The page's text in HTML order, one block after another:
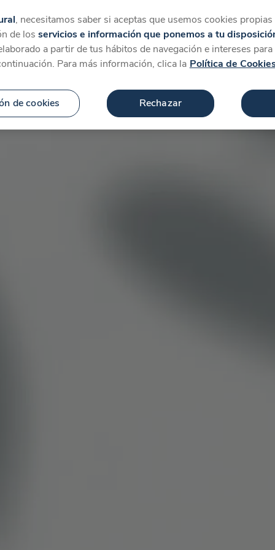
Favoritos Más
, necesitamos saber si aceptas que usemos cookies
de los servicios e información que ponemos a tu
a partir de tus hábitos de navegación e intereses
Para más información, clica la Política de
de cookies Rechazar